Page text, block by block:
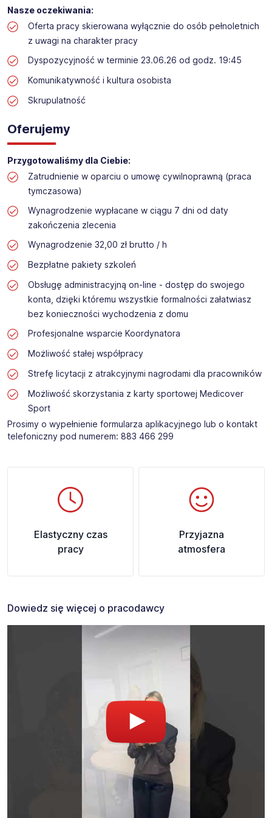
Nasze oczekiwania:
Oferta pracy skierowana wyłącznie do osób pełnoletnich
z uwagi na charakter pracy
Dyspozycyjność w terminie 23.06.26 od godz. 19:45
Komunikatywność i kultura osobista
Skrupulatność
Oferujemy
Przygotowaliśmy dla Ciebie:
Zatrudnienie w oparciu o umowę cywilnoprawną (praca
tymczasowa)
Wynagrodzenie wypłacane w ciągu 7 dni od daty
zakończenia zlecenia
Wynagrodzenie 32,00 zł brutto / h
Bezpłatne pakiety szkoleń
Obsługę administracyjną on-line - dostęp do swojego
konta, dzięki któremu wszystkie formalności załatwiasz
bez konieczności wychodzenia z domu
Profesjonalne wsparcie Koordynatora
Możliwość stałej współpracy
Strefę licytacji z atrakcyjnymi nagrodami dla pracowników
Możliwość skorzystania z karty sportowej Medicover
Sport
Prosimy o wypełnienie formularza aplikacyjnego lub o kontakt
telefoniczny pod numerem: 883 466 299 ​
Elastyczny czas
pracy
Przyjazna
atmosfera
Dowiedz się więcej o pracodawcy